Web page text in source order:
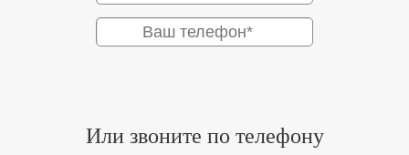
Или звоните по телефону